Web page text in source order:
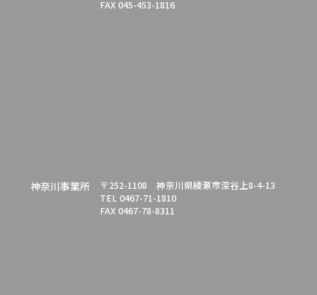
FAX 045-453-1816
神奈川事業所
〒252-1108 神奈川県綾瀬市深谷上8-4-13
TEL 0467-71-1810
FAX 0467-78-8311